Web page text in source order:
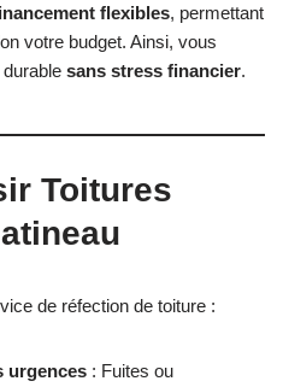
flexibles, permettant
votre budget. Ainsi, vous
sans stress financier.
Toitures
de réfection de toiture :
urgences : Fuites ou